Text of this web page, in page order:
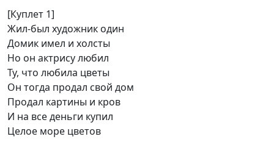
[Куплет 1]
Жил-был художник один
Домик имел и холсты
Но он актрису любил
Ту, что любила цветы
Он тогда продал свой дом
Продал картины и кров
И на все деньги купил
Целое море цветов